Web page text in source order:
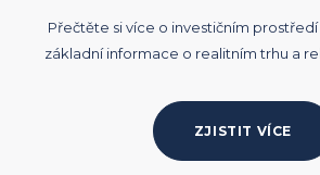
Přečtěte si více o investičním prostředí
základní informace o realitním trhu a
ZJISTIT VÍCE